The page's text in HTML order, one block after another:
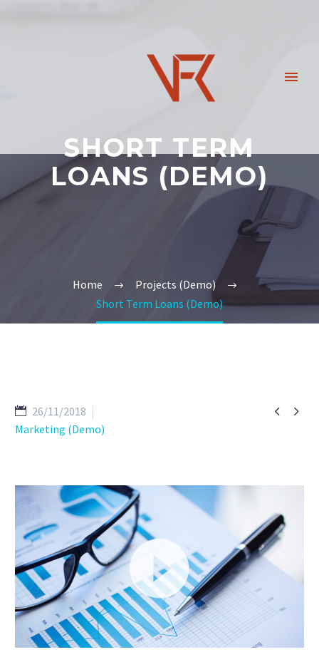
SHORT TERM
LOANS (DEMO)
Home
Projects (Demo)
Short Term Loans (Demo)
 
26/11/2018
Marketing (Demo)